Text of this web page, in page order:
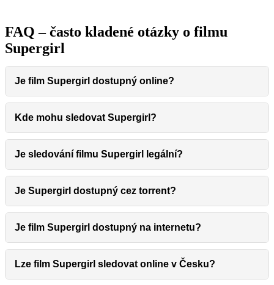
FAQ – často kladené otázky o filmu
Supergirl
Je film Supergirl dostupný online?
Kde mohu sledovat Supergirl?
Je sledování filmu Supergirl legální?
Je Supergirl dostupný cez torrent?
Je film Supergirl dostupný na internetu?
Lze film Supergirl sledovat online v Česku?